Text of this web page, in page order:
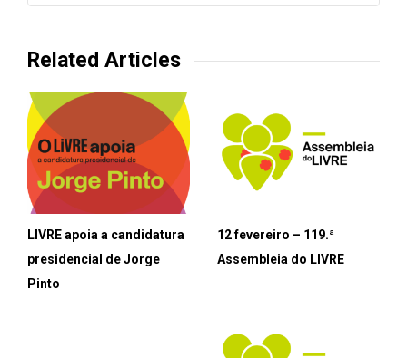
Related Articles
LIVRE apoia a candidatura
presidencial de Jorge
Pinto
12 fevereiro – 119.ª
Assembleia do LIVRE